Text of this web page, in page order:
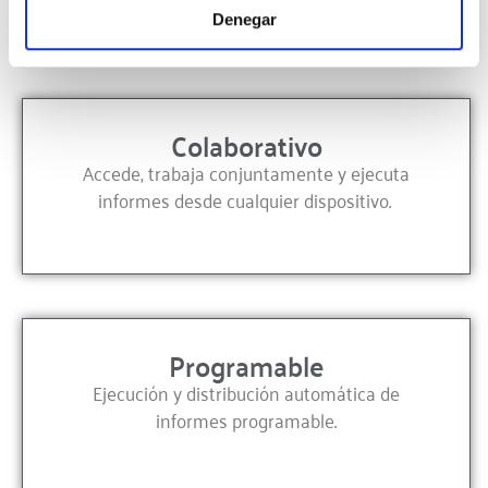
Denegar
Colaborativo
Accede, trabaja conjuntamente y ejecuta
informes desde cualquier dispositivo.
Programable
Ejecución y distribución automática de
informes programable.